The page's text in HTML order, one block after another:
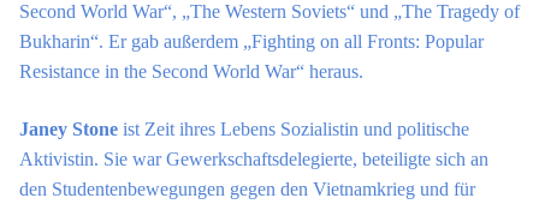
Second World War“, „The Western Soviets“ und „The Tragedy of
Bukharin“. Er gab außerdem „Fighting on all Fronts: Popular
Resistance in the Second World War“ heraus.
Janey Stone ist Zeit ihres Lebens Sozialistin und politische
Aktivistin. Sie war Gewerkschaftsdelegierte, beteiligte sich an
den Studentenbewegungen gegen den Vietnamkrieg und für